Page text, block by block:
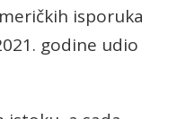
isporuka
godine udio